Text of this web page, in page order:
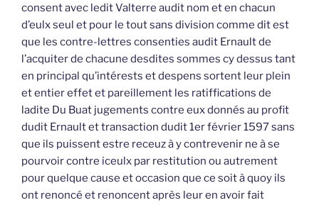
consent avec ledit Valterre audit nom et en chacun
d’eulx seul et pour le tout sans division comme dit est
que les contre-lettres consenties audit Ernault de
l’acquiter de chacune desdites sommes cy dessus tant
en principal qu’intérests et despens sortent leur plein
et entier effet et pareillement les ratiffications de
ladite Du Buat jugements contre eux donnés au profit
dudit Ernault et transaction dudit 1er février 1597 sans
que ils puissent estre receuz à y contrevenir ne à se
pourvoir contre iceulx par restitution ou autrement
pour quelque cause et occasion que ce soit à quoy ils
ont renoncé et renoncent après leur en avoir fait